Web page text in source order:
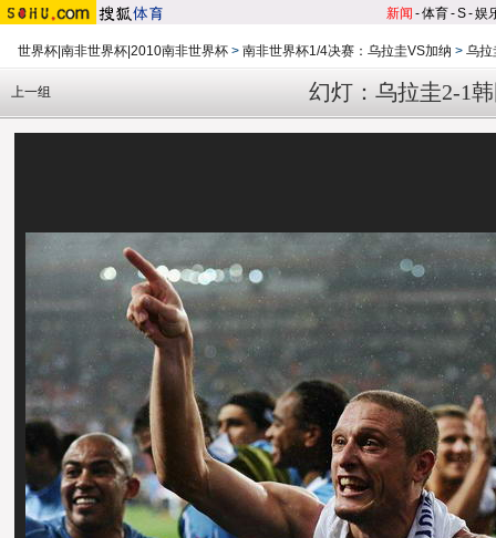
新闻 -体育-S-娱
世界杯|南非世界杯|2010南非世界杯 > 南非世界杯1/4决赛：乌拉圭VS加纳 > 乌拉
幻灯：乌拉圭2-1
上一组